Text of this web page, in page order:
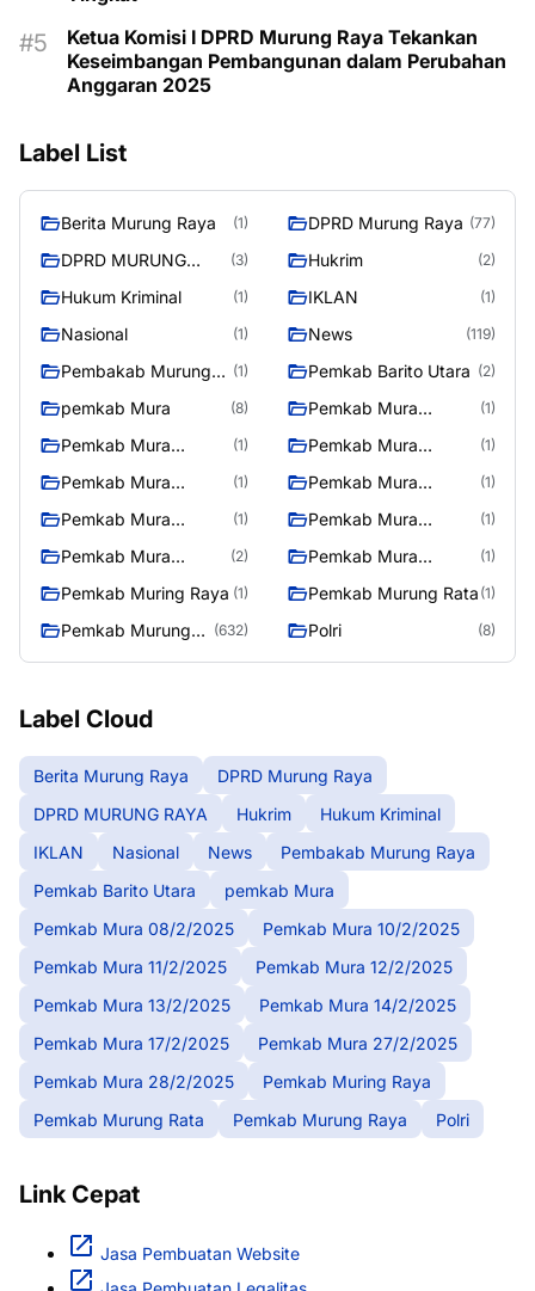
Ketua Komisi I DPRD Murung Raya Tekankan
Keseimbangan Pembangunan dalam Perubahan
Anggaran 2025
Label List
Berita Murung Raya (1) DPRD Murung Raya (77)
DPRD MURUNG
(3) Hukrim (2)
Hukum Kriminal (1) IKLAN (1)
Nasional (1) News (119)
Pembakab Murung
(1) Pemkab Barito Utara (2)
pemkab Mura (8)
Pemkab Mura
(1)
Pemkab Mura
(1)
Pemkab Mura
(1)
Pemkab Mura
(1)
Pemkab Mura
(1)
Pemkab Mura
(1)
Pemkab Mura
(1)
Pemkab Mura
(2)
Pemkab Mura
(1)
Pemkab Muring Raya (1) Pemkab Murung Rata (1)
Pemkab Murung
(632) Polri (8)
Label Cloud
Berita Murung Raya
DPRD Murung Raya
DPRD MURUNG RAYA
Hukrim
Hukum Kriminal
IKLAN
Nasional News
Pembakab Murung Raya
Pemkab Barito Utara
pemkab Mura
Pemkab Mura 08/2/2025
Pemkab Mura 10/2/2025
Pemkab Mura 11/2/2025
Pemkab Mura 12/2/2025
Pemkab Mura 13/2/2025
Pemkab Mura 14/2/2025
Pemkab Mura 17/2/2025
Pemkab Mura 27/2/2025
Pemkab Mura 28/2/2025
Pemkab Muring Raya
Pemkab Murung Rata
Pemkab Murung Raya Polri
Link Cepat
Jasa Pembuatan Website